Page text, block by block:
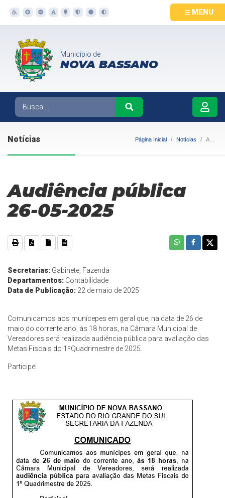
MENU
Município de
NOVA BASSANO
Notícias Página Inicial Notícias Audiência pública 26-05-2025
Audiência pública
26-05-2025
Secretarias: Gabinete, Fazenda
Departamentos: Contabilidade
Data de Publicação: 22 de maio de 2025
Comunicamos aos munícepes em geral que, na data de 26 de
maio do corrente ano, às 18 horas, na Câmara Municipal de
Vereadores será realizada audiência pública para avaliação das
Metas Fiscais do 1ºQuadrimestre de 2025.
Participe!